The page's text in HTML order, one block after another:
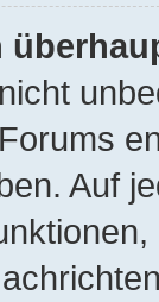
Auf